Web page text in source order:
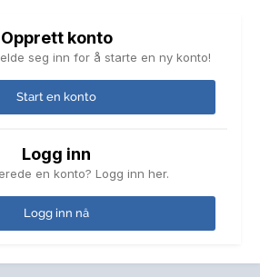
Opprett konto
seg inn for å starte en ny konto!
Start en konto
Logg inn
en konto? Logg inn her.
Logg inn nå